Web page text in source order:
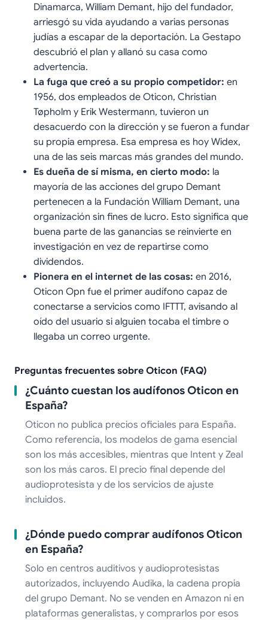
Dinamarca, William Demant, hijo del fundador,
arriesgó su vida ayudando a varias personas
judías a escapar de la deportación. La Gestapo
descubrió el plan y allanó su casa como
advertencia.
La fuga que creó a su propio competidor: en
1956, dos empleados de Oticon, Christian
Tøpholm y Erik Westermann, tuvieron un
desacuerdo con la dirección y se fueron a fundar
su propia empresa. Esa empresa es hoy Widex,
una de las seis marcas más grandes del mundo.
Es dueña de sí misma, en cierto modo: la
mayoría de las acciones del grupo Demant
pertenecen a la Fundación William Demant, una
organización sin fines de lucro. Esto significa que
buena parte de las ganancias se reinvierte en
investigación en vez de repartirse como
dividendos.
Pionera en el internet de las cosas: en 2016,
Oticon Opn fue el primer audífono capaz de
conectarse a servicios como IFTTT, avisando al
oído del usuario si alguien tocaba el timbre o
llegaba un correo urgente.
Preguntas frecuentes sobre Oticon (FAQ)
¿Cuánto cuestan los audífonos Oticon en
España?
Oticon no publica precios oficiales para España.
Como referencia, los modelos de gama esencial
son los más accesibles, mientras que Intent y Zeal
son los más caros. El precio final depende del
audioprotesista y de los servicios de ajuste
incluidos.
¿Dónde puedo comprar audífonos Oticon
en España?
Solo en centros auditivos y audioprotesistas
autorizados, incluyendo Audika, la cadena propia
del grupo Demant. No se venden en Amazon ni en
plataformas generalistas, y comprarlos por esos